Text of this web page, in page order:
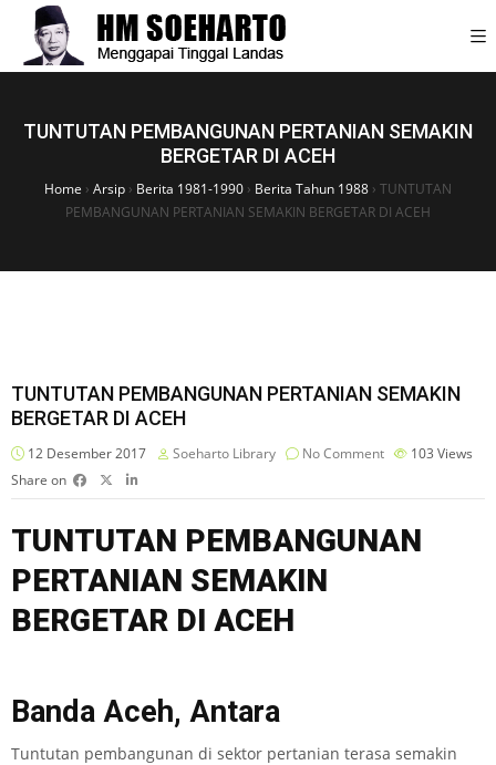
TUNTUTAN PEMBANGUNAN PERTANIAN SEMAKIN
BERGETAR DI ACEH
Home › Arsip › Berita 1981-1990 › Berita Tahun 1988 › TUNTUTAN
PEMBANGUNAN PERTANIAN SEMAKIN BERGETAR DI ACEH
TUNTUTAN PEMBANGUNAN PERTANIAN SEMAKIN
BERGETAR DI ACEH
12 Desember 2017 Soeharto Library No Comment 103 Views
Share on
TUNTUTAN PEMBANGUNAN
PERTANIAN SEMAKIN
BERGETAR DI ACEH
Banda Aceh, Antara
Tuntutan pembangunan di sektor pertanian terasa semakin